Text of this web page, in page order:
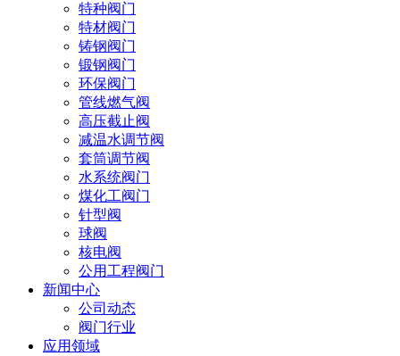
特种阀门
特材阀门
铸钢阀门
锻钢阀门
环保阀门
管线燃气阀
高压截止阀
减温水调节阀
套筒调节阀
水系统阀门
煤化工阀门
针型阀
球阀
核电阀
公用工程阀门
新闻中心
公司动态
阀门行业
应用领域